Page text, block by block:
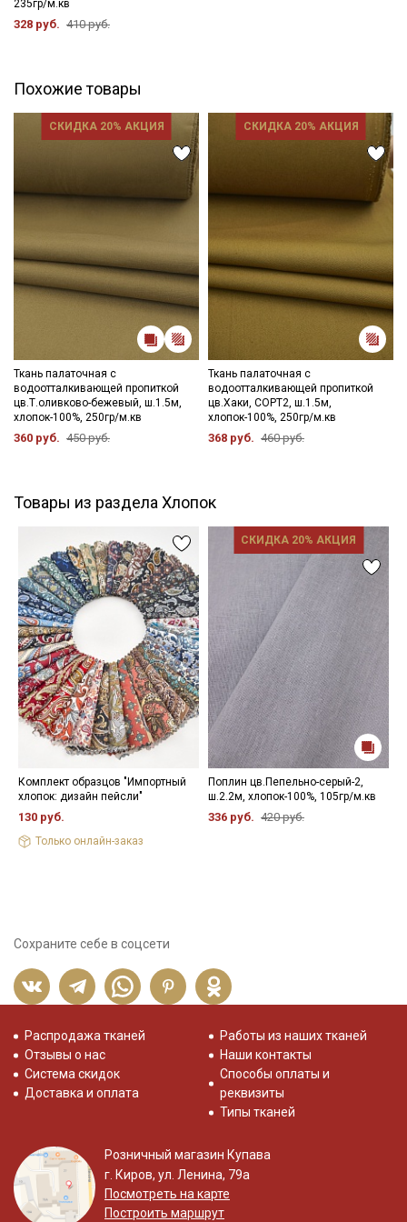
235гр/м.кв
328 руб. 410 руб.
Похожие товары
СКИДКА 20% АКЦИЯ
Ткань палаточная с
водоотталкивающей пропиткой
цв.Т.оливково-бежевый, ш.1.5м,
хлопок-100%, 250гр/м.кв
360 руб. 450 руб.
СКИДКА 20% АКЦИЯ
Ткань палаточная с
водоотталкивающей пропиткой
цв.Хаки, СОРТ2, ш.1.5м,
хлопок-100%, 250гр/м.кв
368 руб. 460 руб.
Товары из раздела Хлопок
Комплект образцов "Импортный
хлопок: дизайн пейсли"
130 руб.
Только онлайн-заказ
СКИДКА 20% АКЦИЯ
Поплин цв.Пепельно-серый-2,
ш.2.2м, хлопок-100%, 105гр/м.кв
336 руб. 420 руб.
Сохраните себе в соцсети
Распродажа тканей
Отзывы о нас
Система скидок
Доставка и оплата
Работы из наших тканей
Наши контакты
Способы оплаты и
реквизиты
Типы тканей
Розничный магазин Купава
г. Киров, ул. Ленина, 79а
Посмотреть на карте
Построить маршрут